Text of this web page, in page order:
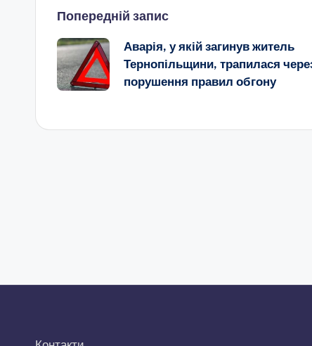
Навігація
по
запису
Попередній запис
Аварія, у якій загинув житель
Тернопільщини, трапилася
порушення правил обгону